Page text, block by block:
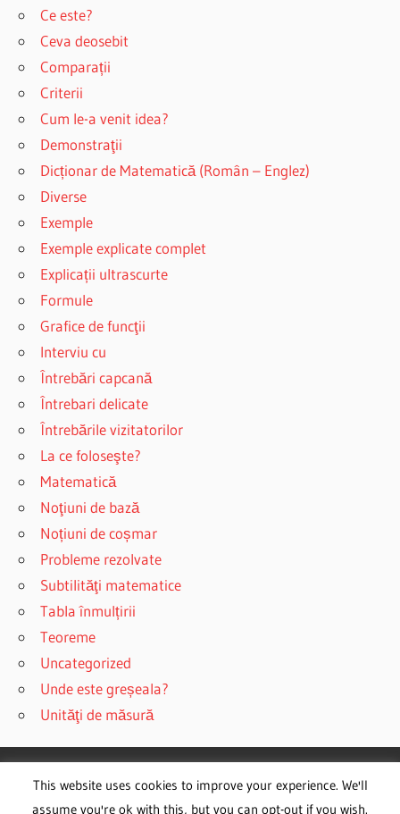
Ce este?
Ceva deosebit
Comparații
Criterii
Cum le-a venit idea?
Demonstraţii
Dicționar de Matematică (Român – Englez)
Diverse
Exemple
Exemple explicate complet
Explicații ultrascurte
Formule
Grafice de funcţii
Interviu cu
Întrebări capcană
Întrebari delicate
Întrebările vizitatorilor
La ce foloseşte?
Matematică
Noţiuni de bază
Noțiuni de coșmar
Probleme rezolvate
Subtilităţi matematice
Tabla înmulțirii
Teoreme
Uncategorized
Unde este greșeala?
Unităţi de măsură
WordPress Theme: Wellington by ThemeZee.
This website uses cookies to improve your experience. We'll
assume you're ok with this, but you can opt-out if you wish.